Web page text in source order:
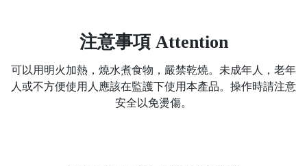
注意事項 Attention
可以用明火加熱，燒水煮食物，嚴禁乾燒。未成年人，老年
人或不方便使用人應該在監護下使用本產品。操作時請注意
安全以免燙傷。